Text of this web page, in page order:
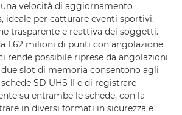
velocità di aggiornamento
ideale per catturare eventi sportivi,
trasparente e reattiva dei soggetti.
1,62 milioni di punti con angolazione
rende possibile riprese da angolazioni
slot di memoria consentono agli
SD UHS II e di registrare
su entrambe le schede, con la
in diversi formati in sicurezza e